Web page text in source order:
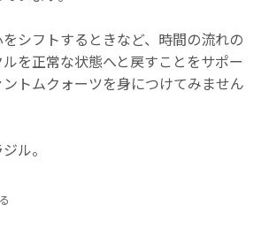
シフトするときなど、時間の流れの
を正常な状態へと戻すことをサポー
ントムクォーツを身につけてみません
ル。